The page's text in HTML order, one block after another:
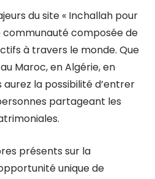
du site « Inchallah pour
communauté composée de
à travers le monde. Que
Maroc, en Algérie, en
aurez la possibilité d’entrer
partageant les
présents sur la
unique de